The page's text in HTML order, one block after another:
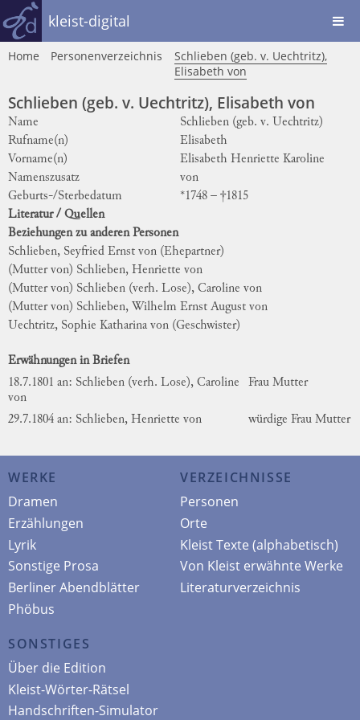
kleist-digital
Home Personenverzeichnis
Schlieben (geb. v. Uechtritz),
Elisabeth von
Schlieben (geb. v. Uechtritz), Elisabeth von
Name
Schlieben (geb. v. Uechtritz)
Rufname(n)
Elisabeth
Vorname(n)
Elisabeth Henriette Karoline
Namenszusatz
von
Geburts-/Sterbedatum
*1748 – †1815
Literatur / Quellen
Beziehungen zu anderen Personen
Schlieben, Seyfried Ernst von (Ehepartner)
(Mutter von) Schlieben, Henriette von
(Mutter von) Schlieben (verh. Lose), Caroline von
(Mutter von) Schlieben, Wilhelm Ernst August von
Uechtritz, Sophie Katharina von (Geschwister)
Erwähnungen in Briefen
18.7.1801 an: Schlieben (verh. Lose), Caroline
von
Frau Mutter
29.7.1804 an: Schlieben, Henriette von würdige Frau Mutter
WERKE
Dramen
Erzählungen
Lyrik
Sonstige Prosa
Berliner Abendblätter
Phöbus
VERZEICHNISSE
Personen
Orte
Kleist Texte (alphabetisch)
Von Kleist erwähnte Werke
Literaturverzeichnis
SONSTIGES
Über die Edition
Kleist-Wörter-Rätsel
Handschriften-Simulator